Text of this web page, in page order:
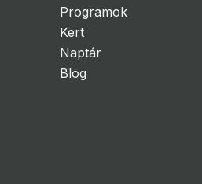
Programok
Kert
Naptár
Blog